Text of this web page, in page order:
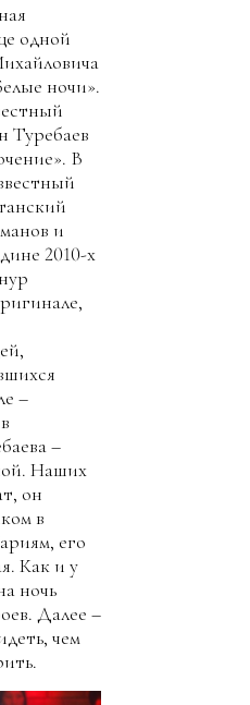
одной
ночи».
Туребаев
В
и
2010-х
–
–
Наших
он
в
его
Как и у
ночь
Далее –
чем